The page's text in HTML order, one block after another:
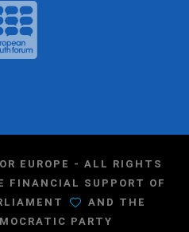
EUROPE - ALL RIGHTS
FINANCIAL SUPPORT OF
AND THE
PARTY